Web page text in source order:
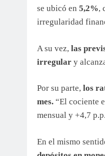
se ubicó en 5,2%,
irregularidad
A su vez, las
irregular y
Por su parte, los
mes. “El cociente
mensual y +4,7
En el mismo